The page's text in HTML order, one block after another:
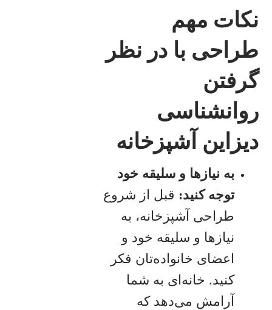
نکات مهم
طراحی با در نظر
گرفتن
روانشناسی
دیزاین آشپزخانه
به نیازها و سلیقه خود
توجه کنید: قبل از شروع
طراحی آشپزخانه، به
نیازها و سلیقه خود و
اعضای خانواده‌تان فکر
کنید. خانه‌ای به شما
آرامش می‌دهد که